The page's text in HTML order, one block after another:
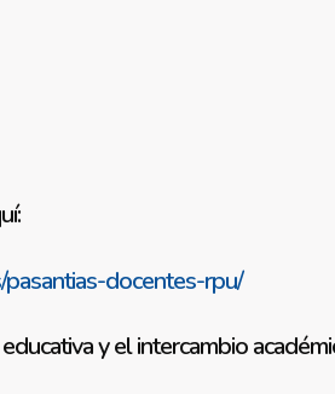
docentes-rpu/
y el intercambio